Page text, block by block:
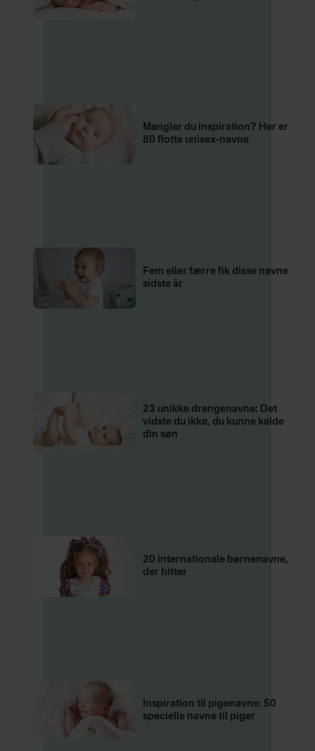
Mangler du inspiration? Her er
80 flotte unisex-navne
Fem eller færre fik disse navne
sidste år
23 unikke drengenavne: Det
vidste du ikke, du kunne kalde
din søn
20 internationale børnenavne,
der hitter
Inspiration til pigenavne: 50
specielle navne til piger